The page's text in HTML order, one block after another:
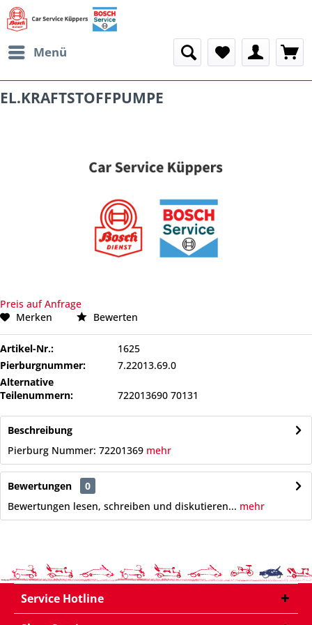
Menü
EL.KRAFTSTOFFPUMPE
Preis auf Anfrage
Merken
Bewerten
Artikel-Nr.:
1625
Pierburgnummer:
7.22013.69.0
Alternative
Teilenummern:
722013690 70131
Beschreibung
Pierburg Nummer: 72201369 mehr
Bewertungen
0
Bewertungen lesen, schreiben und diskutieren... mehr
Service Hotline